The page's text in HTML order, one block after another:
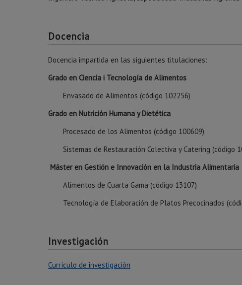
Docencia
Docencia impartida en las siguientes titulaciones:
Grado en Ciencia i Tecnología de Alimentos
Envasado de Alimentos (código 102256)
Grado en Nutrición Humana y Dietética
Procesado de los Alimentos (código 100609)
Sistemas de Restauración Colectiva y Catering (código
Máster en Gestión e Innovación en la Industria Alimentaria
Alimentos de Cuarta Gama (código 13107)
Tecnología de Elaboración de Platos Precocinados
Investigación
Currículo de investigación